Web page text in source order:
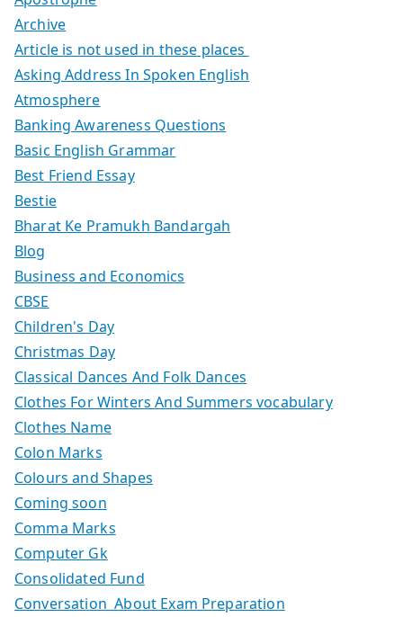
Archive
Article is not used in these places
Asking Address In Spoken English
Atmosphere
Banking Awareness Questions
Basic English Grammar
Best Friend Essay
Bestie
Bharat Ke Pramukh Bandargah
Blog
Business and Economics
CBSE
Children's Day
Christmas Day
Classical Dances And Folk Dances
Clothes For Winters And Summers vocabulary
Clothes Name
Colon Marks
Colours and Shapes
Coming soon
Comma Marks
Computer Gk
Consolidated Fund
Conversation About Exam Preparation